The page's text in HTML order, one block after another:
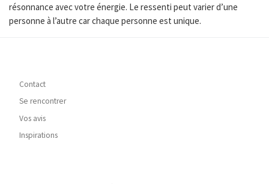
résonnance avec votre énergie. Le ressenti peut varier d’une
personne à l’autre car chaque personne est unique.
Contact
Se rencontrer
Vos avis
Inspirations